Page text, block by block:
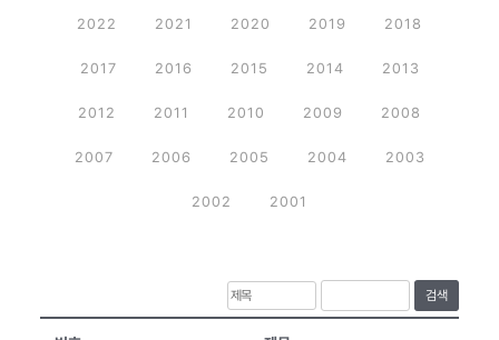
2022 2021 2020 2019 2018
2017 2016 2015 2014 2013
2012 2011 2010 2009 2008
2007 2006 2005 2004 2003
2002 2001
검색